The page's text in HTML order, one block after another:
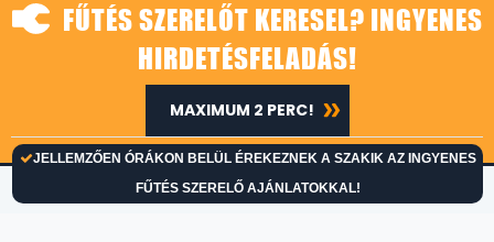
FŰTÉS SZERELŐT KERESEL? INGYENES
HIRDETÉSFELADÁS!
JELLEMZŐEN ÓRÁKON BELÜL ÉREKEZNEK A SZAKIK AZ INGYENES
FŰTÉS SZERELŐ AJÁNLATOKKAL!
MAXIMUM 2 PERC!